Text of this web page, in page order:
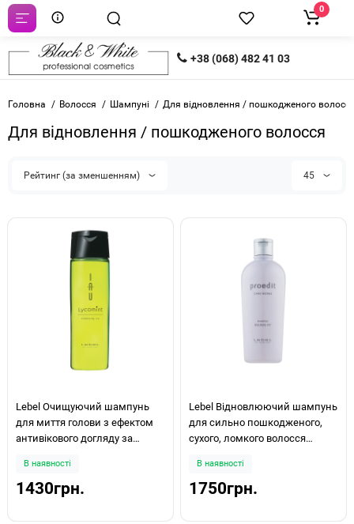
+38 (068) 482 41 03
0
Головна Волосся Шампуні Для відновлення / пошкодженого
Для відновлення / пошкодженого волосся
Рейтинг (за зменшенням) 45
Lebel Очищуючий шампунь
для миття голови з ефектом
антивікового догляду за
морозної свіжості IAU Lycomint
Cleansing ICY 200ml
В наявності
1430грн.
Lebel Відновлюючий шампунь
для сильно пошкодженого,
сухого, ломкого волосся
300ml
В наявності
1750грн.